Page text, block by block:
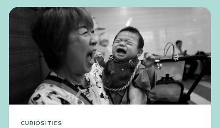
CURIOSITIES